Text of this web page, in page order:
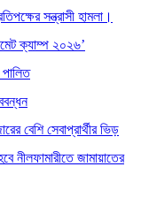
সন্ত্রাসী হামলা।
ক্যাম্প ২০২৬’
বেশি সেবাপ্রার্থীর ভিড়
জামায়াতের